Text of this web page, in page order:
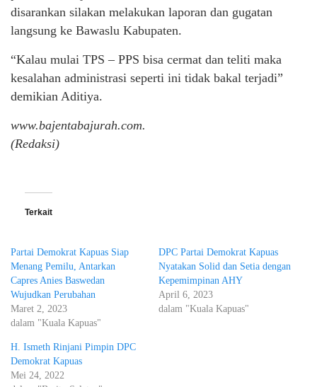
disarankan silakan melakukan laporan dan gugatan
langsung ke Bawaslu Kabupaten.
“Kalau mulai TPS – PPS bisa cermat dan teliti maka
kesalahan administrasi seperti ini tidak bakal terjadi”
demikian Aditiya.
www.bajentabajurah.com.
(Redaksi)
Terkait
Partai Demokrat Kapuas Siap
Menang Pemilu, Antarkan
Capres Anies Baswedan
Wujudkan Perubahan
Maret 2, 2023
dalam "Kuala Kapuas"
DPC Partai Demokrat Kapuas
Nyatakan Solid dan Setia dengan
Kepemimpinan AHY
April 6, 2023
dalam "Kuala Kapuas"
H. Ismeth Rinjani Pimpin DPC
Demokrat Kapuas
Mei 24, 2022